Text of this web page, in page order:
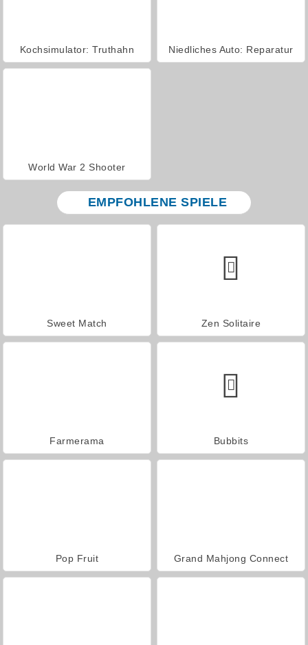
Kochsimulator: Truthahn Niedliches Auto: Reparatur
World War 2 Shooter
EMPFOHLENE SPIELE
Sweet Match Zen Solitaire
Farmerama Bubbits
Pop Fruit Grand Mahjong Connect